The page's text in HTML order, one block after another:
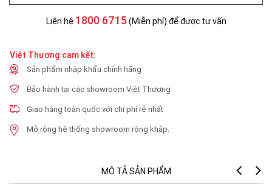
Liên hệ 1800 6715 (Miễn phí) để được tư vấn
Việt Thương cam kết:
Sản phẩm nhập khẩu chính hãng
Bảo hành tại các showroom Việt Thương
Giao hàng toàn quốc với chi phí rẻ nhất
Mở rộng hệ thống showroom rộng khắp.
MÔ TẢ SẢN PHẨM